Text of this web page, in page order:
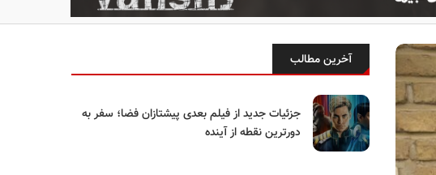
آخرین مطالب
جزئیات جدید از فیلم بعدی پیشتازان فضا؛ سفر به
دورترین نقطه از آینده